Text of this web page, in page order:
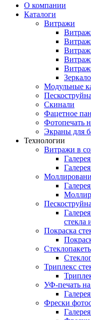
О компании
Каталоги
Витражи
Модульные
Скинали
Фацетное
Фотопечать
Экраны для
Технологии
Витражи в
стекла
Покраска
Триплекс
УФ-печать на
Фрески